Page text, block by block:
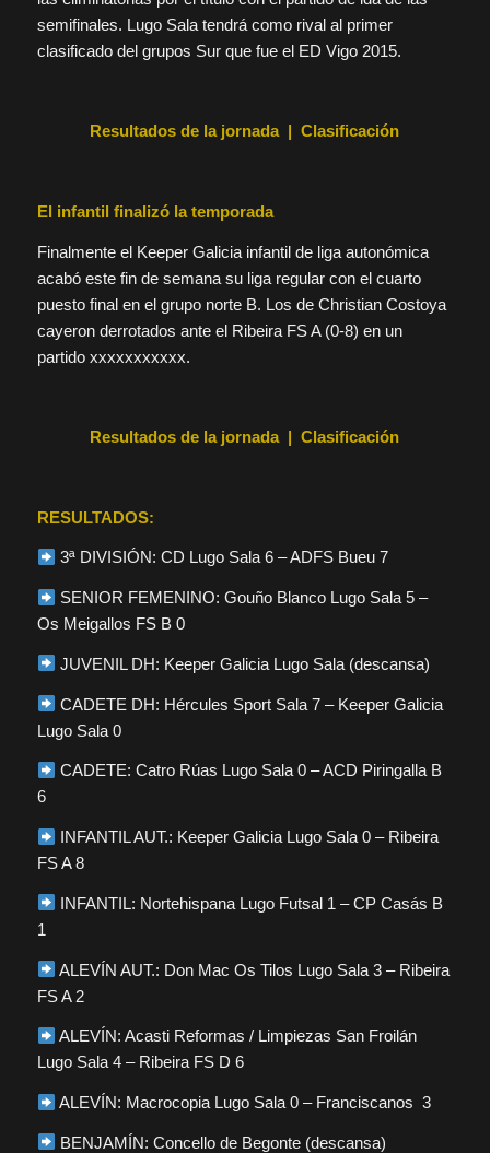
semifinales. Lugo Sala tendrá como rival al primer
clasificado del grupos Sur que fue el ED Vigo 2015.
Resultados de la jornada | Clasificación
El infantil finalizó la temporada
Finalmente el Keeper Galicia infantil de liga autonómica
acabó este fin de semana su liga regular con el cuarto
puesto final en el grupo norte B. Los de Christian Costoya
cayeron derrotados ante el Ribeira FS A (0-8) en un
partido xxxxxxxxxxx.
Resultados de la jornada | Clasificación
RESULTADOS:
3ª DIVISIÓN: CD Lugo Sala 6 – ADFS Bueu 7
SENIOR FEMENINO: Gouño Blanco Lugo Sala 5 –
Os Meigallos FS B 0
JUVENIL DH: Keeper Galicia Lugo Sala (descansa)
CADETE DH: Hércules Sport Sala 7 – Keeper Galicia
Lugo Sala 0
CADETE: Catro Rúas Lugo Sala 0 – ACD Piringalla B
6
INFANTIL AUT.: Keeper Galicia Lugo Sala 0 – Ribeira
FS A 8
INFANTIL: Nortehispana Lugo Futsal 1 – CP Casás B
1
ALEVÍN AUT.: Don Mac Os Tilos Lugo Sala 3 – Ribeira
FS A 2
ALEVÍN: Acasti Reformas / Limpiezas San Froilán
Lugo Sala 4 – Ribeira FS D 6
ALEVÍN: Macrocopia Lugo Sala 0 – Franciscanos 3
BENJAMÍN: Concello de Begonte (descansa)